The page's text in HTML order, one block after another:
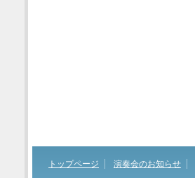
トップページ 演奏会のお知らせ